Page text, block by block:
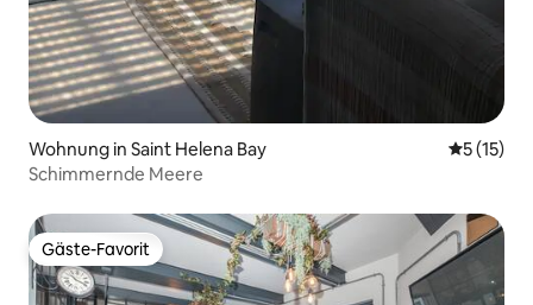
Wohnung in Saint Helena Bay
5 (15)
Schimmernde Meere
Gäste-Favorit
Gäste-Favorit